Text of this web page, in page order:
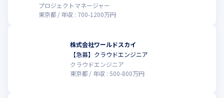
プロジェクトマネージャー
東京都
年収 : 700-1200万円
株式会社ワールドスカイ
【急募】クラウドエンジニア
クラウドエンジニア
東京都
年収 : 500-800万円